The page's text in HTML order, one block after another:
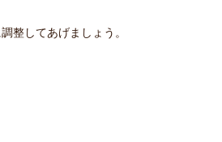
整してあげましょう。